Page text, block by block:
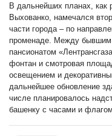
В дальнейших планах, как
Выхованко, намечался
части города – по
променаде. Между бывшим
пансионатом
фонтан и смотровая
освещением и
дальнейшее обновление
числе планировалось
башенку с часами и